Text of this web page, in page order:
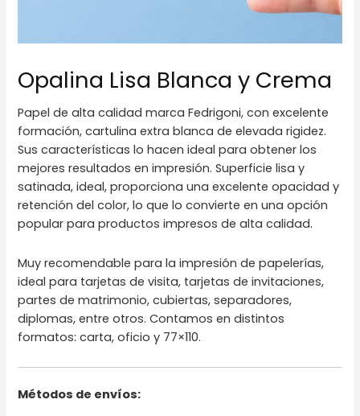
Opalina Lisa Blanca y Crema
Papel de alta calidad marca Fedrigoni, con excelente
formación, cartulina extra blanca de elevada rigidez.
Sus características lo hacen ideal para obtener los
mejores resultados en impresión. Superficie lisa y
satinada, ideal, proporciona una excelente opacidad y
retención del color, lo que lo convierte en una opción
popular para productos impresos de alta calidad.
Muy recomendable para la impresión de papelerías,
ideal para tarjetas de visita, tarjetas de invitaciones,
partes de matrimonio, cubiertas, separadores,
diplomas, entre otros. Contamos en distintos
formatos: carta, oficio y 77×110.
Métodos de envíos: